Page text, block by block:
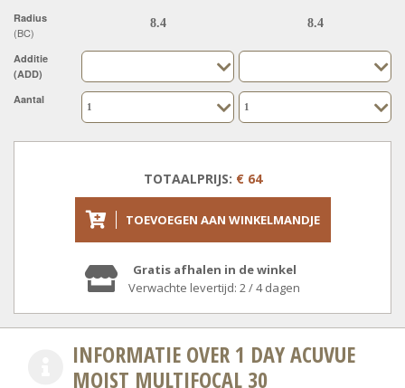
Radius
(BC)
Additie
(ADD)
Aantal
TOTAALPRIJS: € 64
TOEVOEGEN AAN WINKELMANDJE
Gratis afhalen in de winkel
Verwachte levertijd: 2 / 4 dagen
INFORMATIE OVER 1 DAY ACUVUE
MOIST MULTIFOCAL 30